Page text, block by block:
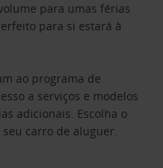
para umas férias
para si estará à
ao programa de
a serviços e modelos
adicionais. Escolha o
carro de aluguer.